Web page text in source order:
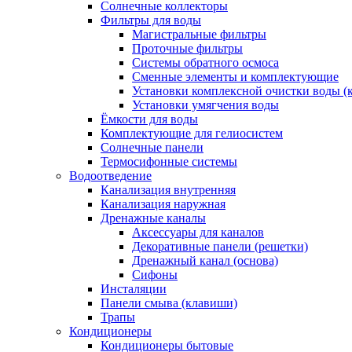
Солнечные коллекторы
Фильтры для воды
Магистральные фильтры
Проточные фильтры
Системы обратного осмоса
Сменные элементы и комплектующие
Установки комплексной очистки воды
Установки умягчения воды
Ёмкости для воды
Комплектующие для гелиосистем
Солнечные панели
Термосифонные системы
Водоотведение
Канализация внутренняя
Канализация наружная
Дренажные каналы
Аксессуары для каналов
Декоративные панели (решетки)
Дренажный канал (основа)
Сифоны
Инсталяции
Панели смыва (клавиши)
Трапы
Кондиционеры
Кондиционеры бытовые